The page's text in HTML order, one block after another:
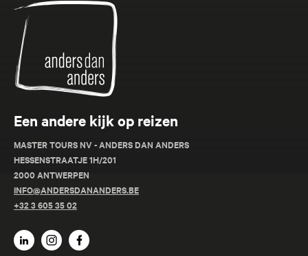
Anders
dan
Anders
Een andere kijk op reizen
MASTER TOURS NV - ANDERS DAN ANDERS
HESSENSTRAATJE 1H/201
2000 ANTWERPEN
INFO@ANDERSDANANDERS.BE
+32 3 605 35 02